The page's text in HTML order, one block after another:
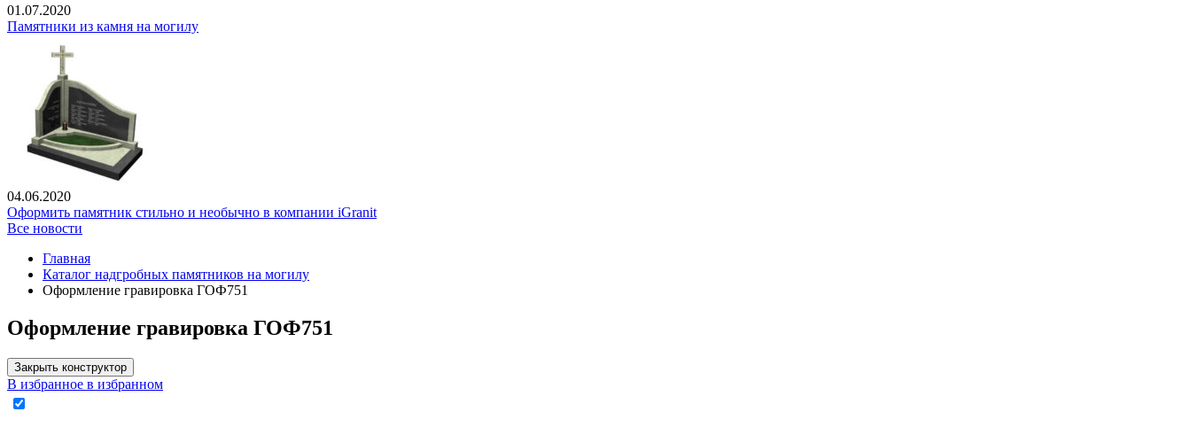
01.07.2020
Памятники из камня на могилу
04.06.2020
Оформить памятник стильно и необычно в компании iGranit
Все новости
Главная
Каталог надгробных памятников на могилу
Оформление гравировка ГОФ751
Оформление гравировка ГОФ751
Закрыть конструктор
В избранное в избранном